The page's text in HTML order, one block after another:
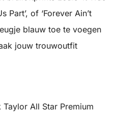
Part’, of ‘Forever Ain’t
blauw toe te voegen
jouw trouwoutfit
All Star Premium